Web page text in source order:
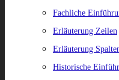
Fachliche
Erläuterung Zeilen
Erläuterung
Historische